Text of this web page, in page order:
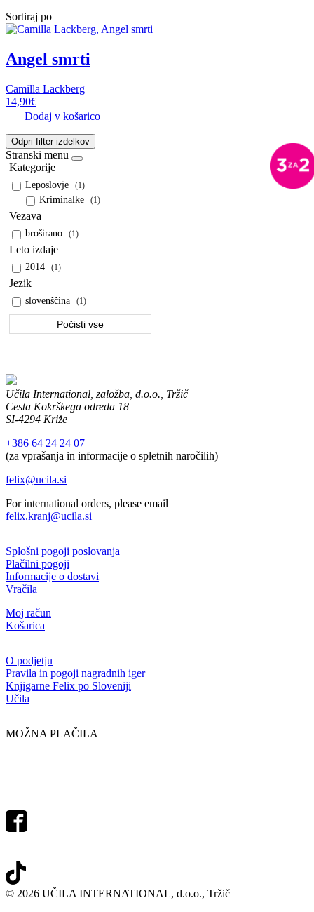
Sortiraj po
Angel smrti
Camilla Lackberg
14,90€
Dodaj v košarico
Odpri filter izdelkov
Stranski menu
Kategorije
Leposlovje (1)
Kriminalke (1)
Vezava
broširano (1)
Leto izdaje
2014 (1)
Jezik
slovenščina (1)
Počisti vse
Učila International, založba, d.o.o., Tržič
Cesta Kokrškega odreda 18
SI-4294 Križe
+386 64 24 24 07
(za vprašanja in informacije o spletnih naročilih)
felix@ucila.si
For international orders, please email
felix.kranj@ucila.si
Splošni pogoji poslovanja
Plačilni pogoji
Informacije o dostavi
Vračila
Moj račun
Košarica
O podjetju
Pravila in pogoji nagradnih iger
Knjigarne Felix po Sloveniji
Učila
MOŽNA PLAČILA
© 2026 UČILA INTERNATIONAL, d.o.o., Tržič